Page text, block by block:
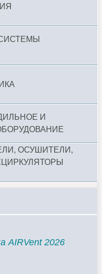
И
ОСУШИТЕЛИ,
AIRVent 2026